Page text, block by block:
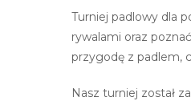
Turniej padlowy dla
rywalami oraz
przygodę z padlem​,​
Nasz turniej został